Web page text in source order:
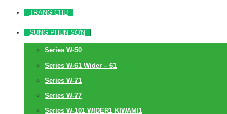
TRANG CHỦ
SÚNG PHUN SƠN
Series W-50
Series W-61 Wider – 61
Series W-71
Series W-77
Series W-101 WIDER1 KIWAMI1